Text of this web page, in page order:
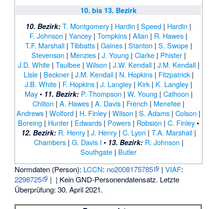
10. bis 13. Bezirk
10. Bezirk: T. Montgomery | Hardin | Speed | Hardin |
F. Johnson | Yancey | Tompkins | Allan | R. Hawes |
T.F. Marshall| Tibbatts| Gaines| Stanton | S. Swope|
Stevenson | Menzies| J. Young | Clarke| Phister|
J.D. White| Taulbee| Wilson | J.W. Kendall| J.M. Kendall|
Lisle| Beckner| J.M. Kendall| N. Hopkins| Fitzpatrick|
J.B. White | F. Hopkins | J. Langley | Kirk | K. Langley |
May• 11. Bezirk: P. Thompson | W. Young | Calhoon |
Chilton | A. Hawes | A. Davis | French | Menefee |
Andrews | Wolford | H. Finley | Wilson | S. Adams | Colson |
Boreing | Hunter | Edwards | Powers | Robsion | C. Finley•
12. Bezirk: R. Henry| J. Henry| C. Lyon | T.A. Marshall|
Chambers| G. Davis I • 13. Bezirk: R. Johnson |
Southgate | Butler
Normdaten (Person): LCCN: no2008175785 |VIAF:
2298725
| | Kein GND-Personendatensatz. Letzte
Überprüfung: 30. April 2021.